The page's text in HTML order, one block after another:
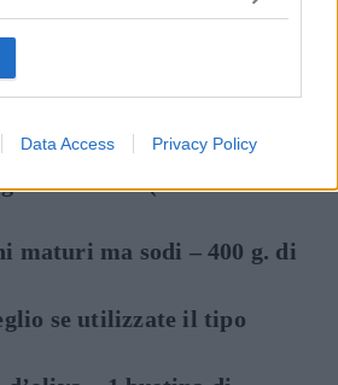
specified purposes in below Google
Data Access Privacy Policy
– 8 fasolari
pollo
di sedano
– 1 cucchiaio di paprica
di chorizos (sono salsicce
maturi ma sodi – 400 g. di
se utilizzate il tipo